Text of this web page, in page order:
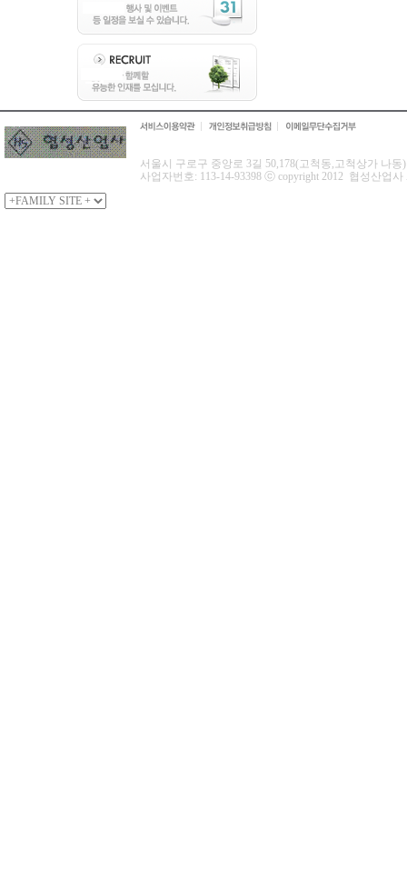
서울시 구로구 중앙로 3길 50,178(고척동,고척상가 나
사업자번호: 113-14-93398 ⓒ copyright 2012 협성산업사